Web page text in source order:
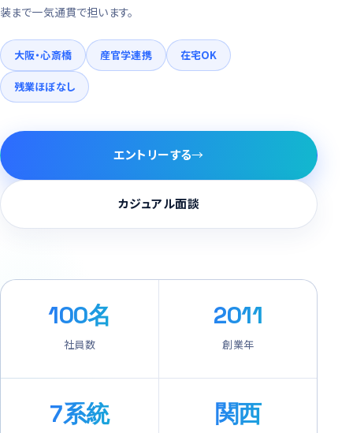
装まで一気通貫で担います。
大阪・心斎橋 産官学連携 在宅OK
残業ほぼなし
エントリーする
カジュアル面談
100名
社員数
2011
創業年
7系統 関西